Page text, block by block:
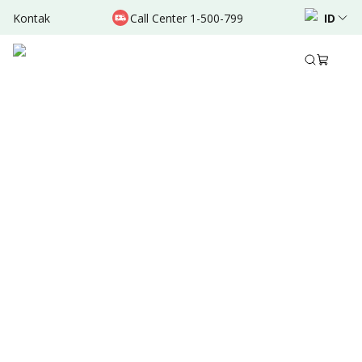
Kontak Call Center 1-500-799 ID